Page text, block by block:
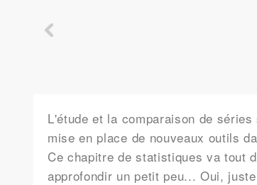
L'étude et la comparaison de
mise en place de nouveaux outils
Ce chapitre de statistiques va tout
approfondir un petit peu... Oui,